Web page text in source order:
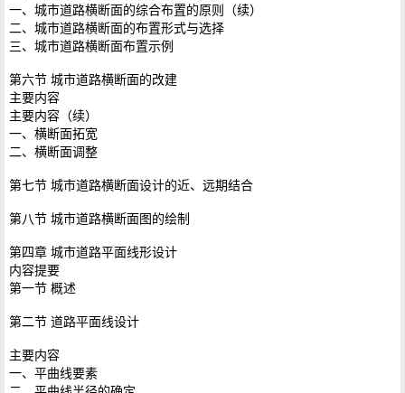
一、城市道路横断面的综合布置的原则（续）
二、城市道路横断面的布置形式与选择
三、城市道路横断面布置示例
第六节 城市道路横断面的改建
主要内容
主要内容（续）
一、横断面拓宽
二、横断面调整
第七节 城市道路横断面设计的近、远期结合
第八节 城市道路横断面图的绘制
第四章 城市道路平面线形设计
内容提要
第一节 概述
第二节 道路平面线设计
主要内容
一、平曲线要素